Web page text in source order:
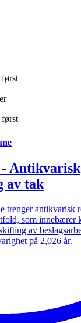
først
først
- Antikvarisk
av tak
trenger antikvarisk
som innebærer
av
på 2,026 år.